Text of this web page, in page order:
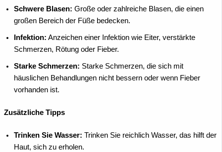
Schwere Blasen: Große oder zahlreiche Blasen, die einen
großen Bereich der Füße bedecken.
Infektion: Anzeichen einer Infektion wie Eiter, verstärkte
Schmerzen, Rötung oder Fieber.
Starke Schmerzen: Starke Schmerzen, die sich mit
häuslichen Behandlungen nicht bessern oder wenn Fieber
vorhanden ist.
Zusätzliche Tipps
Trinken Sie Wasser: Trinken Sie reichlich Wasser, das hilft der
Haut, sich zu erholen.